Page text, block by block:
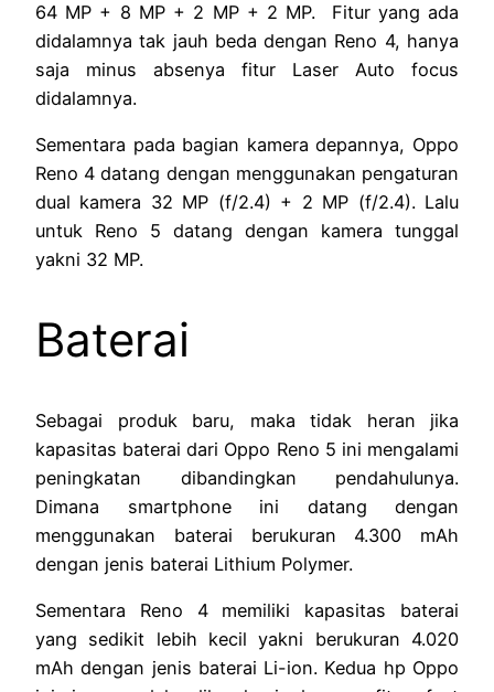
64 MP + 8 MP + 2 MP + 2 MP. Fitur yang ada
didalamnya tak jauh beda dengan Reno 4, hanya
saja minus absenya fitur Laser Auto focus
didalamnya.
Sementara pada bagian kamera depannya, Oppo
Reno 4 datang dengan menggunakan pengaturan
dual kamera 32 MP (f/2.4) + 2 MP (f/2.4). Lalu
untuk Reno 5 datang dengan kamera tunggal
yakni 32 MP.
Baterai
Sebagai produk baru, maka tidak heran jika
kapasitas baterai dari Oppo Reno 5 ini mengalami
peningkatan dibandingkan pendahulunya.
Dimana smartphone ini datang dengan
menggunakan baterai berukuran 4.300 mAh
dengan jenis baterai Lithium Polymer.
Sementara Reno 4 memiliki kapasitas baterai
yang sedikit lebih kecil yakni berukuran 4.020
mAh dengan jenis baterai Li-ion. Kedua hp Oppo